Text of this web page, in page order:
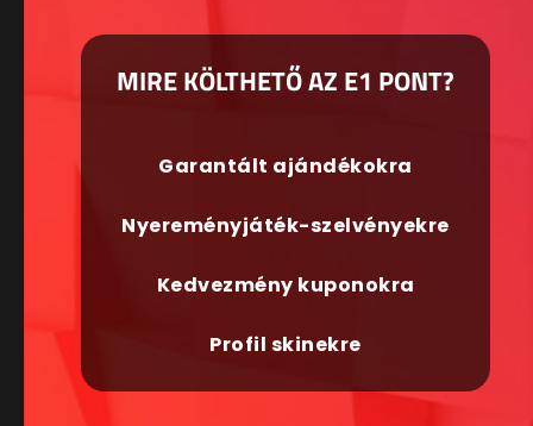
MIRE KÖLTHETŐ AZ E1 PONT?
Garantált ajándékokra
Nyereményjáték-szelvényekre
Kedvezmény kuponokra
Profil skinekre